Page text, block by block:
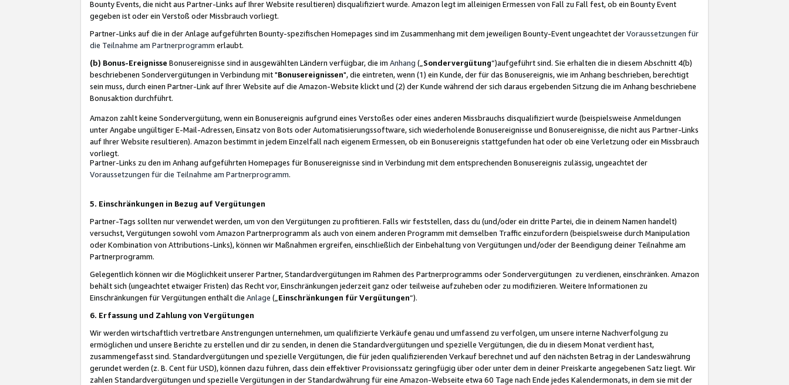
Bounty Events, die nicht aus Partner-Links auf Ihrer Website resultieren) disqualifiziert wurde. Amazon legt im alleinigen Ermessen von Fall zu Fall fest, ob ein Bounty Event
gegeben ist oder ein Verstoß oder Missbrauch vorliegt.
Partner-Links auf die in der Anlage aufgeführten Bounty-spezifischen Homepages sind im Zusammenhang mit dem jeweiligen Bounty-Event ungeachtet derVoraussetzungen für
die Teilnahme am Partnerprogramm erlaubt.
(b) Bonus-Ereignisse Bonusereignisse sind in ausgewählten Ländern verfügbar, die im Anhang („ Sondervergütung“)aufgeführt sind. Sie erhalten die in diesem Abschnitt 4(b)
beschriebenen Sondervergütungen in Verbindung mit "Bonusereignissen", die eintreten, wenn (1) ein Kunde, der für das Bonusereignis, wie im Anhang beschrieben, berechtigt
sein muss, durch einen Partner-Link auf Ihrer Website auf die Amazon-Website klickt und (2) der Kunde während der sich daraus ergebenden Sitzung die im Anhang beschriebene
Bonusaktion durchführt.
Amazon zahlt keine Sondervergütung, wenn ein Bonusereignis aufgrund eines Verstoßes oder eines anderen Missbrauchs disqualifiziert wurde (beispielsweise Anmeldungen
unter Angabe ungültiger E-Mail-Adressen, Einsatz von Bots oder Automatisierungssoftware, sich wiederholende Bonusereignisse und Bonusereignisse, die nicht aus Partner-Links
auf Ihrer Website resultieren). Amazon bestimmt in jedem Einzelfall nach eigenem Ermessen, ob ein Bonusereignis stattgefunden hat oder ob eine Verletzung oder ein Missbrauch
vorliegt.
Partner-Links zu den im Anhang aufgeführten Homepages für Bonusereignisse sind in Verbindung mit dem entsprechenden Bonusereignis zulässig, ungeachtet der
Voraussetzungen für die Teilnahme am Partnerprogramm.
5. Einschränkungen in Bezug auf Vergütungen
Partner-Tags sollten nur verwendet werden, um von den Vergütungen zu profitieren. Falls wir feststellen, dass du (und/oder ein dritte Partei, die in deinem Namen handelt)
versuchst, Vergütungen sowohl vom Amazon Partnerprogramm als auch von einem anderen Programm mit demselben Traffic einzufordern (beispielsweise durch Manipulation
oder Kombination von Attributions-Links), können wir Maßnahmen ergreifen, einschließlich der Einbehaltung von Vergütungen und/oder der Beendigung deiner Teilnahme am
Partnerprogramm.
Gelegentlich können wir die Möglichkeit unserer Partner, Standardvergütungen im Rahmen des Partnerprogramms oder Sondervergütungen zu verdienen, einschränken. Amazon
behält sich (ungeachtet etwaiger Fristen) das Recht vor, Einschränkungen jederzeit ganz oder teilweise aufzuheben oder zu modifizieren. Weitere Informationen zu
Einschränkungen für Vergütungen enthält die Anlage („ Einschränkungen für Vergütungen“).
6. Erfassung und Zahlung von Vergütungen
Wir werden wirtschaftlich vertretbare Anstrengungen unternehmen, um qualifizierte Verkäufe genau und umfassend zu verfolgen, um unsere interne Nachverfolgung zu
ermöglichen und unsere Berichte zu erstellen und dir zu senden, in denen die Standardvergütungen und spezielle Vergütungen, die du in diesem Monat verdient hast,
zusammengefasst sind. Standardvergütungen und spezielle Vergütungen, die für jeden qualifizierenden Verkauf berechnet und auf den nächsten Betrag in der Landeswährung
gerundet werden (z. B. Cent für USD), können dazu führen, dass dein effektiver Provisionssatz geringfügig über oder unter dem in deiner Preiskarte angegebenen Satz liegt. Wir
zahlen Standardvergütungen und spezielle Vergütungen in der Standardwährung für eine Amazon-Webseite etwa 60 Tage nach Ende jedes Kalendermonats, in dem sie mit der